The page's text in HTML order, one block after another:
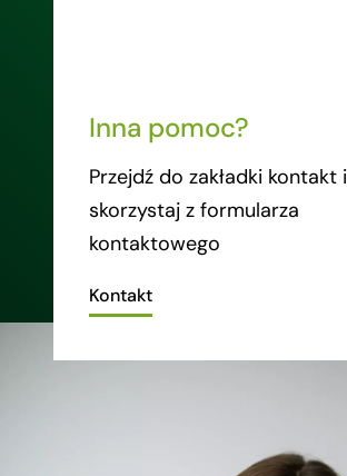
Inna pomoc?
Przejdź do zakładki kontakt i
skorzystaj z formularza
kontaktowego
Kontakt